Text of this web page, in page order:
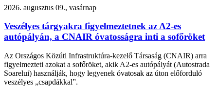
2026. augusztus 09., vasárnap
Veszélyes tárgyakra figyelmeztetnek az A2-es
autópályán, a CNAIR óvatosságra inti a sofőröket
Az Országos Közúti Infrastruktúra-kezelő Társaság (CNAIR) arra
figyelmezteti azokat a sofőröket, akik A2-es autópályát (Autostrada
Soarelui) használják, hogy legyenek óvatosak az úton előforduló
veszélyes „csapdákkal”.